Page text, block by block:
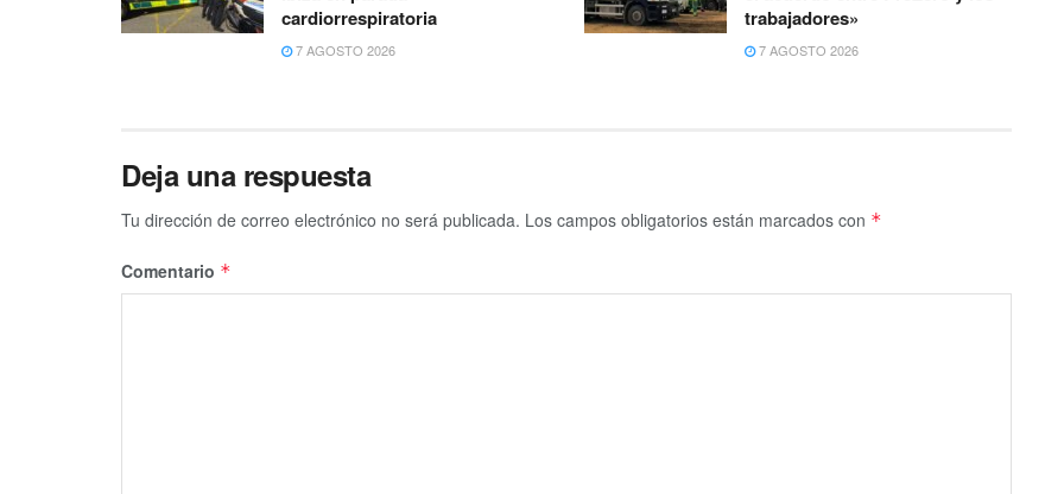
cardiorrespiratoria
7 AGOSTO 2026
trabajadores»
7 AGOSTO 2026
Deja una respuesta
Tu dirección de correo electrónico no será publicada. Los campos obligatorios están marcados con *
Comentario *